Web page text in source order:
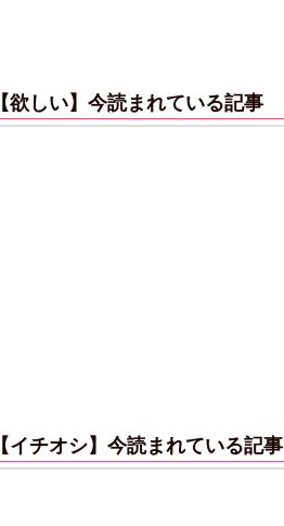
【欲しい】今読まれている記事
【イチオシ】今読まれている記事